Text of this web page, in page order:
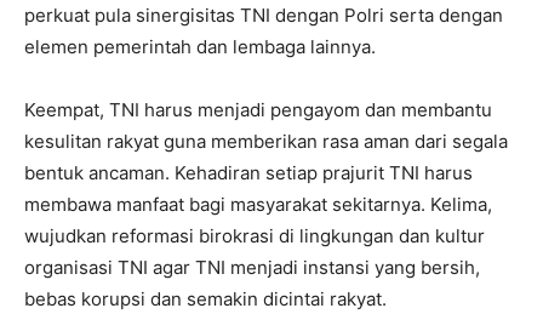
perkuat pula sinergisitas TNI dengan Polri serta dengan
elemen pemerintah dan lembaga lainnya.
Keempat, TNI harus menjadi pengayom dan membantu
kesulitan rakyat guna memberikan rasa aman dari segala
bentuk ancaman. Kehadiran setiap prajurit TNI harus
membawa manfaat bagi masyarakat sekitarnya. Kelima,
wujudkan reformasi birokrasi di lingkungan dan kultur
organisasi TNI agar TNI menjadi instansi yang bersih,
bebas korupsi dan semakin dicintai rakyat.